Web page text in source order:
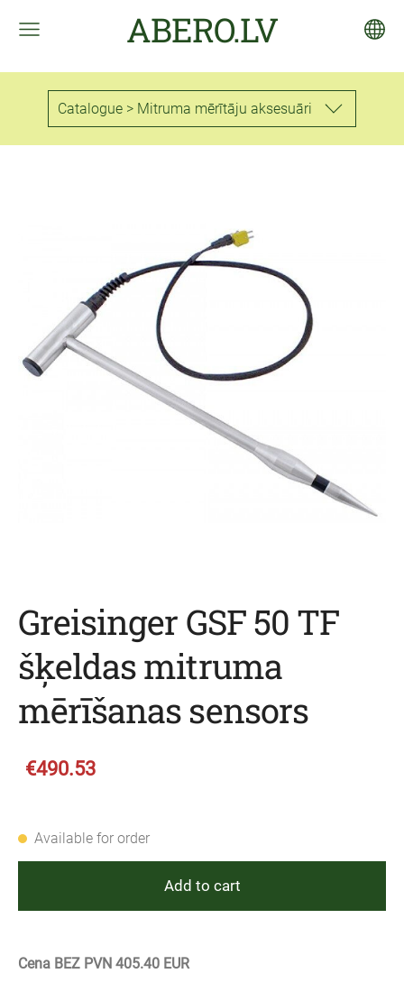
ABERO.LV
Catalogue > Mitruma mērītāju aksesuāri
Greisinger GSF 50 TF
šķeldas mitruma
mērīšanas sensors
€490.53
Available for order
Add to cart
Cena BEZ PVN 405.40 EUR